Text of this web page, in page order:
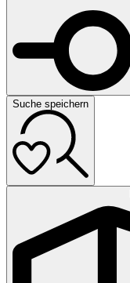
Suche speichern